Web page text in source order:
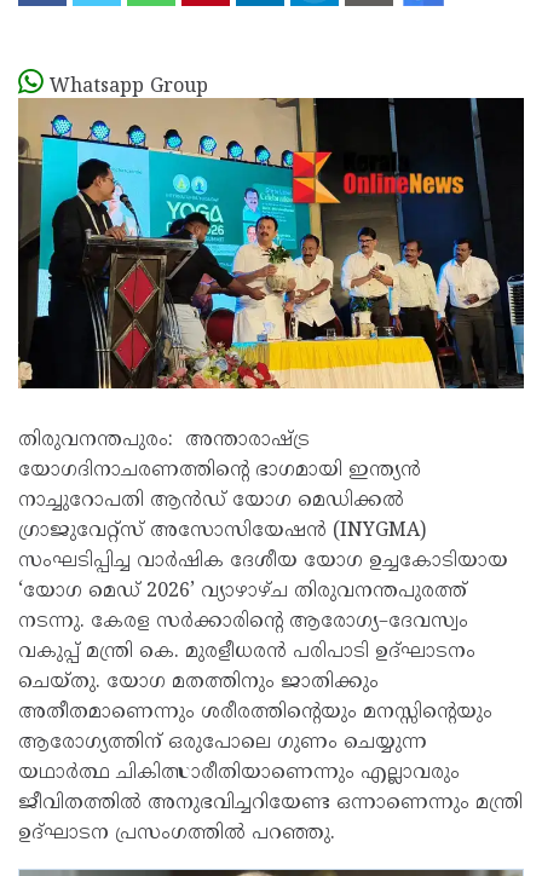
KASARAGOD
Whatsapp Group
തിരുവനന്തപുരം: അന്താരാഷ്ട്ര
യോഗദിനാചരണത്തിന്റെ ഭാഗമായി ഇന്ത്യൻ
നാച്ചുറോപതി ആൻഡ് യോഗ മെഡിക്കൽ
ഗ്രാജുവേറ്റ്സ് അസോസിയേഷൻ (INYGMA)
സംഘടിപ്പിച്ച വാർഷിക ദേശീയ യോഗ ഉച്ചകോടിയായ
‘യോഗ മെഡ് 2026’ വ്യാഴാഴ്ച തിരുവനന്തപുരത്ത്
നടന്നു. കേരള സർക്കാരിന്റെ ആരോഗ്യ–ദേവസ്വം
വകുപ്പ് മന്ത്രി കെ. മുരളീധരൻ പരിപാടി ഉദ്ഘാടനം
ചെയ്തു. യോഗ മതത്തിനും ജാതിക്കും
അതീതമാണെന്നും ശരീരത്തിന്റെയും മനസ്സിന്റെയും
ആരോഗ്യത്തിന് ഒരുപോലെ ഗുണം ചെയ്യുന്ന
യഥാർത്ഥ ചികിത്സാരീതിയാണെന്നും എല്ലാവരും
ജീവിതത്തിൽ അനുഭവിച്ചറിയേണ്ട ഒന്നാണെന്നും മന്ത്രി
ഉദ്ഘാടന പ്രസംഗത്തിൽ പറഞ്ഞു.